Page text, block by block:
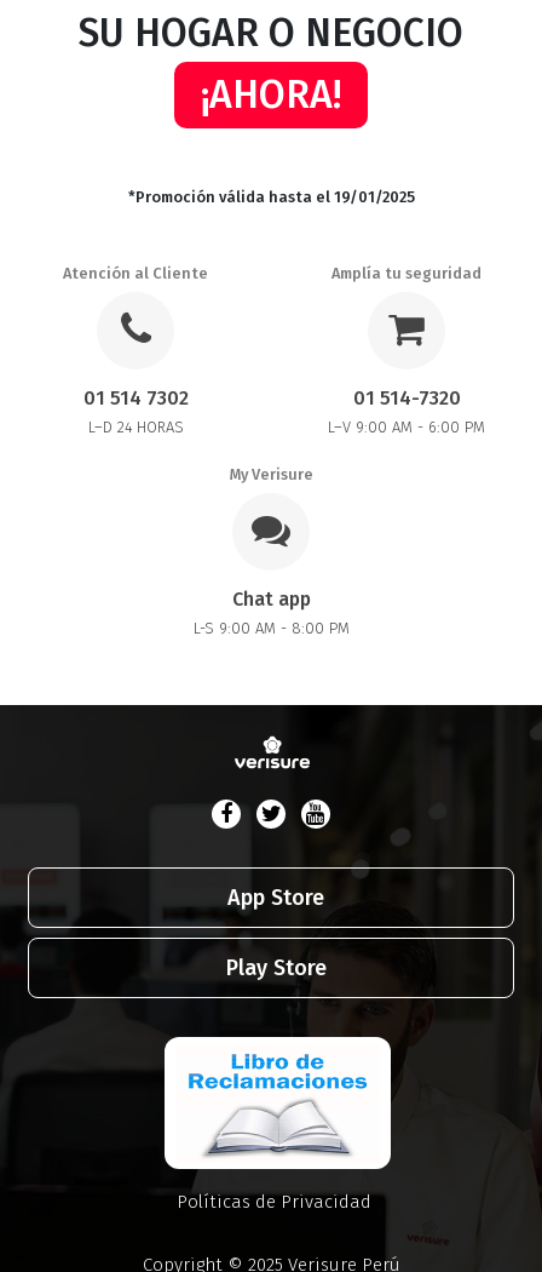
SU HOGAR O NEGOCIO
¡AHORA!
*Promoción válida hasta el 19/01/2025
Atención al Cliente
01 514 7302
L–D 24 HORAS
Amplía tu seguridad
01 514-7320
L–V 9:00 AM - 6:00 PM
My Verisure
Chat app
L-S 9:00 AM - 8:00 PM
App Store
Play Store
Políticas de Privacidad
Copyright © 2025 Verisure Perú